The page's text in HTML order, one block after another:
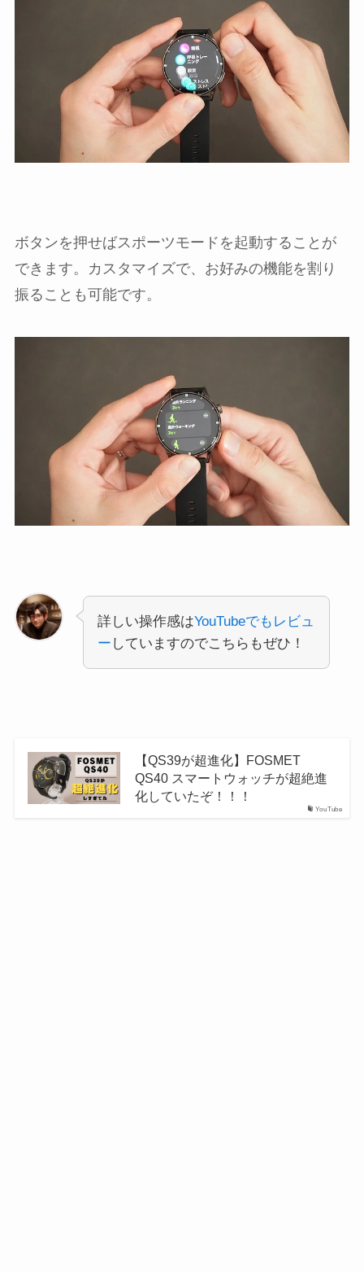
ボタンを押せばスポーツモードを起動することが
できます。カスタマイズで、お好みの機能を割り
振ることも可能です。
詳しい操作感はYouTubeでもレビュ
ー していますのでこちらもぜひ！
YouTube
【QS39が超進化】FOSMET
QS40 スマートウォッチが超絶進
化していたぞ！！！